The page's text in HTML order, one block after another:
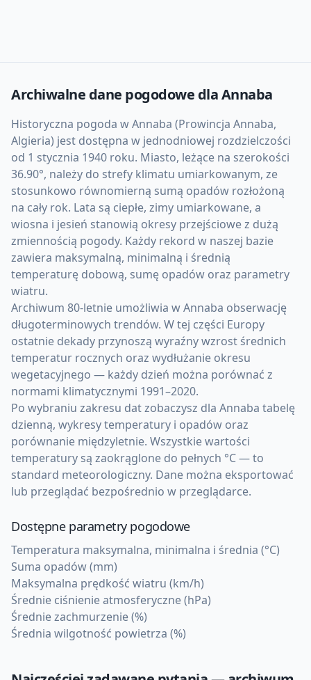
Archiwalne dane pogodowe dlaAnnaba
Historyczna pogoda w Annaba (Prowincja Annaba,
Algieria) jest dostępna w jednodniowej rozdzielczości
od 1 stycznia 1940 roku. Miasto, leżące na szerokości
36.90°, należy do strefy klimatu umiarkowanym, ze
stosunkowo równomierną sumą opadów rozłożoną
na cały rok. Lata są ciepłe, zimy umiarkowane, a
wiosna i jesień stanowią okresy przejściowe z dużą
zmiennością pogody. Każdy rekord w naszej bazie
zawiera maksymalną, minimalną i średnią
temperaturę dobową, sumę opadów oraz parametry
wiatru.
Archiwum 80-letnie umożliwia w Annaba obserwację
długoterminowych trendów. W tej części Europy
ostatnie dekady przynoszą wyraźny wzrost średnich
temperatur rocznych oraz wydłużanie okresu
wegetacyjnego — każdy dzień można porównać z
normami klimatycznymi 1991–2020.
Po wybraniu zakresu dat zobaczysz dla Annaba tabelę
dzienną, wykresy temperatury i opadów oraz
porównanie międzyletnie. Wszystkie wartości
temperatury są zaokrąglone do pełnych °C — to
standard meteorologiczny. Dane można eksportować
lub przeglądać bezpośrednio w przeglądarce.
Dostępne parametry pogodowe
Temperatura maksymalna, minimalna i średnia (°C)
Suma opadów (mm)
Maksymalna prędkość wiatru (km/h)
Średnie ciśnienie atmosferyczne (hPa)
Średnie zachmurzenie (%)
Średnia wilgotność powietrza (%)